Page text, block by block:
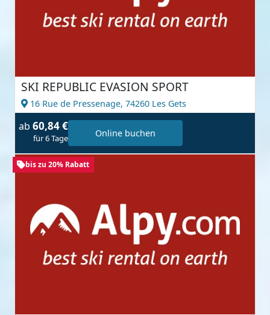
SKI REPUBLIC EVASION SPORT
16 Rue de Pressenage, 74260 Les Gets
ab 60,84 €
für 6 Tage Online buchen
bis zu 20% Rabatt